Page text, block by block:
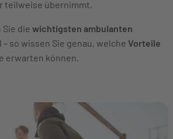
teilweise übernimmt.
die wichtigsten ambulanten
– so wissen Sie genau, welche Vorteile
erwarten können.